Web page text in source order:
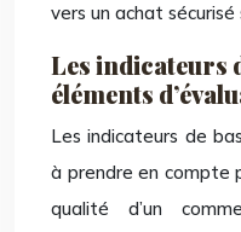
vers un achat
Les indicateurs
éléments
Les indicateurs de
à prendre en compte
qualité d’un